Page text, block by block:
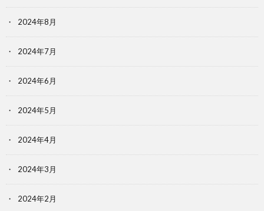
2024年8月
2024年7月
2024年6月
2024年5月
2024年4月
2024年3月
2024年2月